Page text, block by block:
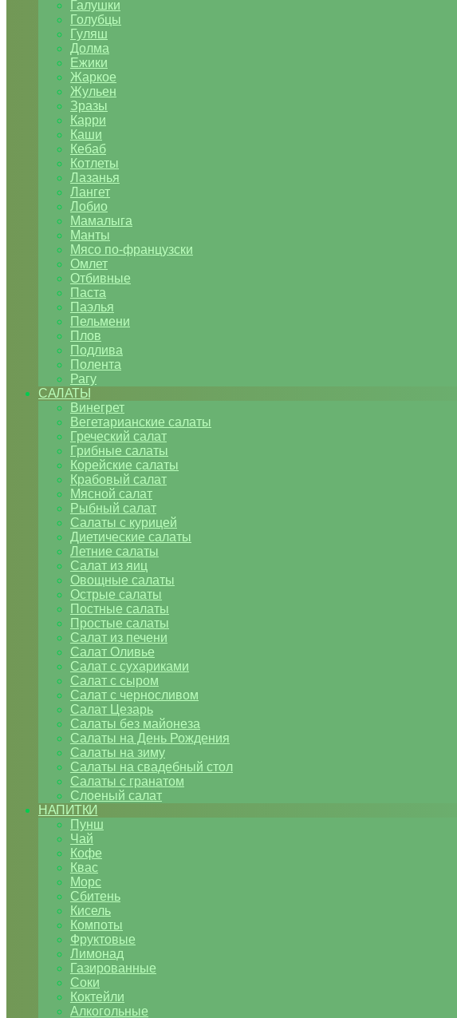
Галушки
Голубцы
Гуляш
Долма
Ежики
Жаркое
Жульен
Зразы
Карри
Каши
Кебаб
Котлеты
Лазанья
Лангет
Лобио
Мамалыга
Манты
Мясо по-французски
Омлет
Отбивные
Паста
Паэлья
Пельмени
Плов
Подлива
Полента
Рагу
САЛАТЫ
Винегрет
Вегетарианские салаты
Греческий салат
Грибные салаты
Корейские салаты
Крабовый салат
Мясной салат
Рыбный салат
Салаты с курицей
Диетические салаты
Летние салаты
Салат из яиц
Овощные салаты
Острые салаты
Постные салаты
Простые салаты
Салат из печени
Салат Оливье
Салат с сухариками
Салат с сыром
Салат с черносливом
Салат Цезарь
Салаты без майонеза
Салаты на День Рождения
Салаты на зиму
Салаты на свадебный стол
Салаты с гранатом
Слоеный салат
НАПИТКИ
Пунш
Чай
Кофе
Квас
Морс
Сбитень
Кисель
Компоты
Фруктовые
Лимонад
Газированные
Соки
Коктейли
Алкогольные